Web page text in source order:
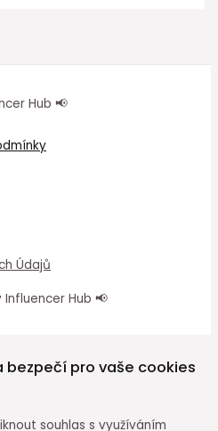
Hub 📢
Údajů
Hub 📢
bezpečí pro vaše cookies
souhlas s využíváním